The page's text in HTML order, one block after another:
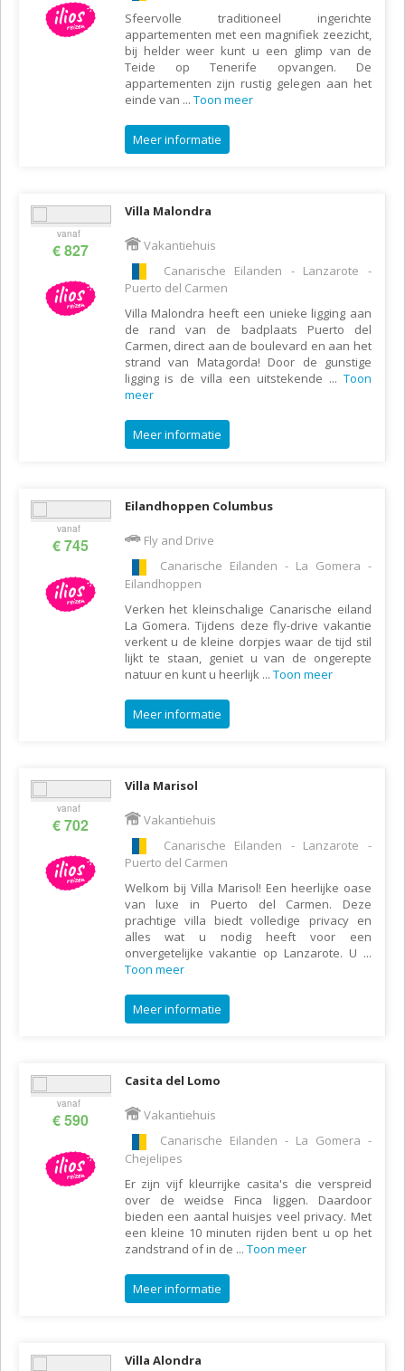
Sfeervolle traditioneel ingerichte
appartementen met een magnifiek zeezicht,
bij helder weer kunt u een glimp van de
Teide op Tenerife opvangen. De
appartementen zijn rustig gelegen aan het
einde van ... Toon meer
Meer informatie
vanaf
€ 827
Villa Malondra
Vakantiehuis
Canarische Eilanden - Lanzarote -
Puerto del Carmen
Villa Malondra heeft een unieke ligging aan
de rand van de badplaats Puerto del
Carmen, direct aan de boulevard en aan het
strand van Matagorda! Door de gunstige
ligging is de villa een uitstekende ... Toon
meer
Meer informatie
vanaf
€ 745
Eilandhoppen Columbus
Fly and Drive
Canarische Eilanden - La Gomera -
Eilandhoppen
Verken het kleinschalige Canarische eiland
La Gomera. Tijdens deze fly-drive vakantie
verkent u de kleine dorpjes waar de tijd stil
lijkt te staan, geniet u van de ongerepte
natuur en kunt u heerlijk ... Toon meer
Meer informatie
vanaf
€ 702
Villa Marisol
Vakantiehuis
Canarische Eilanden - Lanzarote -
Puerto del Carmen
Welkom bij Villa Marisol! Een heerlijke oase
van luxe in Puerto del Carmen. Deze
prachtige villa biedt volledige privacy en
alles wat u nodig heeft voor een
onvergetelijke vakantie op Lanzarote. U ...
Toon meer
Meer informatie
vanaf
€ 590
Casita del Lomo
Vakantiehuis
Canarische Eilanden - La Gomera -
Chejelipes
Er zijn vijf kleurrijke casita's die verspreid
over de weidse Finca liggen. Daardoor
bieden een aantal huisjes veel privacy. Met
een kleine 10 minuten rijden bent u op het
zandstrand of in de ... Toon meer
Meer informatie
Villa Alondra